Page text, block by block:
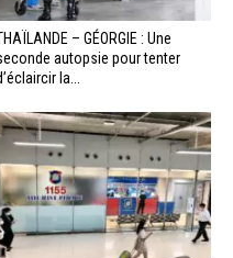
– GÉORGIE : Une
autopsie pour tenter
la...